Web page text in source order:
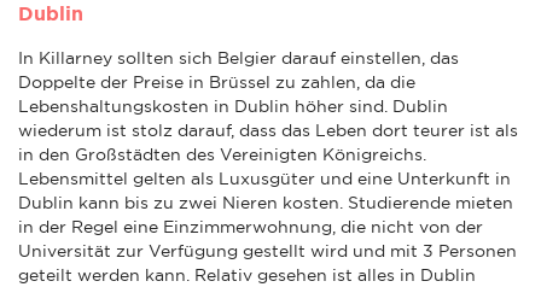
Dublin
In Killarney sollten sich Belgier darauf einstellen, das
Doppelte der Preise in Brüssel zu zahlen, da die
Lebenshaltungskosten in Dublin höher sind. Dublin
wiederum ist stolz darauf, dass das Leben dort teurer ist als
in den Großstädten des Vereinigten Königreichs.
Lebensmittel gelten als Luxusgüter und eine Unterkunft in
Dublin kann bis zu zwei Nieren kosten. Studierende mieten
in der Regel eine Einzimmerwohnung, die nicht von der
Universität zur Verfügung gestellt wird und mit 3 Personen
geteilt werden kann. Relativ gesehen ist alles in Dublin